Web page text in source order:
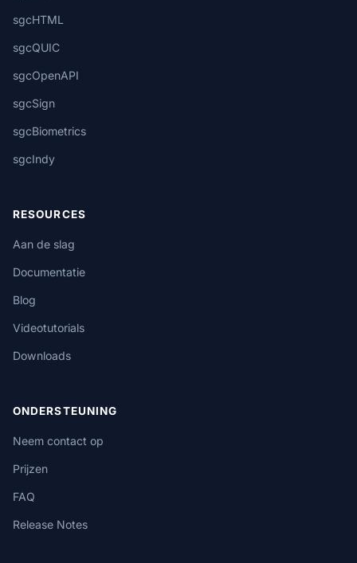
sgcHTML
sgcQUIC
sgcOpenAPI
sgcSign
sgcBiometrics
sgcIndy
RESOURCES
Aan de slag
Documentatie
Blog
Videotutorials
Downloads
ONDERSTEUNING
Neem contact op
Prijzen
FAQ
Release Notes